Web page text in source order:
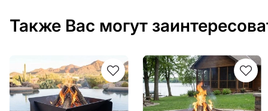
Также Вас могут